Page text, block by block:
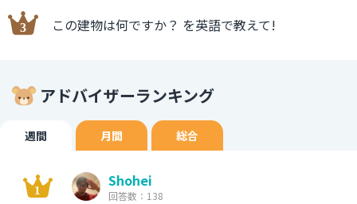
この建物は何ですか？ を英語で教えて!
アドバイザーランキング
週間 月間 総合
Shohei
回答数：138